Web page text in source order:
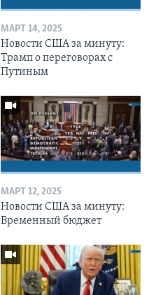
МАРТ 14, 2025
Новости США за минуту:
Трамп о переговорах с
Путиным
МАРТ 12, 2025
Новости США за минуту:
Временный бюджет